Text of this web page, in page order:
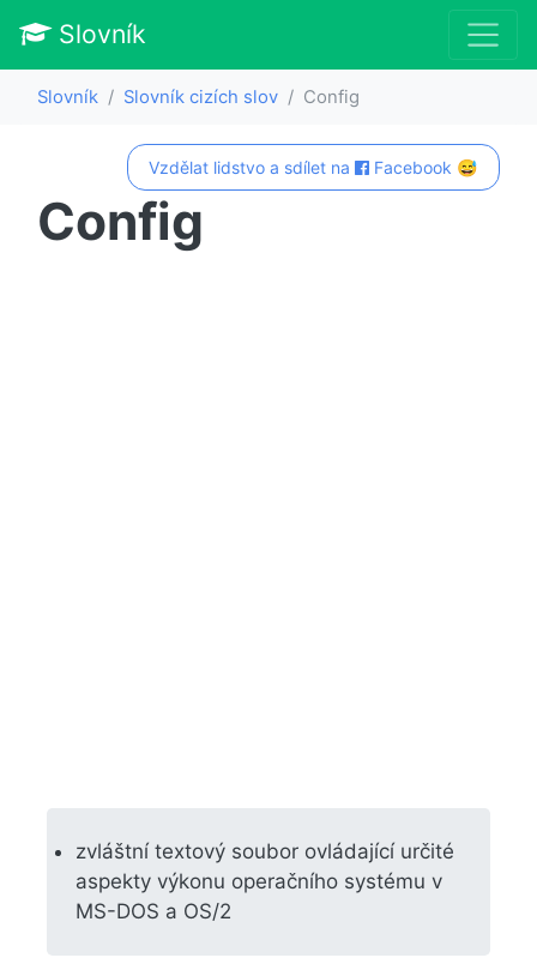
Slovník
Slovník Slovník cizích slov Config
Vzdělat lidstvo a sdílet na Facebook 😅
Config
zvláštní textový soubor ovládající určité
aspekty výkonu operačního systému v
MS-DOS a OS/2